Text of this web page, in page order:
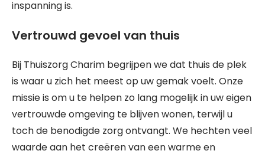
inspanning is.
Vertrouwd gevoel van thuis
Bij Thuiszorg Charim begrijpen we dat thuis de plek
is waar u zich het meest op uw gemak voelt. Onze
missie is om u te helpen zo lang mogelijk in uw eigen
vertrouwde omgeving te blijven wonen, terwijl u
toch de benodigde zorg ontvangt. We hechten veel
waarde aan het creëren van een warme en